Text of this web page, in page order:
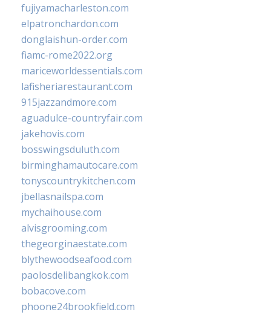
fujiyamacharleston.com
elpatronchardon.com
donglaishun-order.com
fiamc-rome2022.org
mariceworldessentials.com
lafisheriarestaurant.com
915jazzandmore.com
aguadulce-countryfair.com
jakehovis.com
bosswingsduluth.com
birminghamautocare.com
tonyscountrykitchen.com
jbellasnailspa.com
mychaihouse.com
alvisgrooming.com
thegeorginaestate.com
blythewoodseafood.com
paolosdelibangkok.com
bobacove.com
phoone24brookfield.com